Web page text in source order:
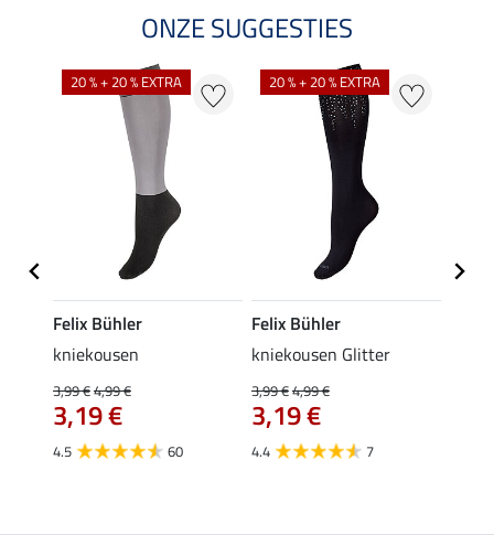
ONZE SUGGESTIES
20 % + 20 % EXTRA
Felix Bühler
kniekousen
3,99 €4,99 €
3,19 €
4.5 60
20 % + 20 % EXTRA
Felix Bühler
kniekousen Glitter
3,99 €4,99 €
3,19 €
4.4 7